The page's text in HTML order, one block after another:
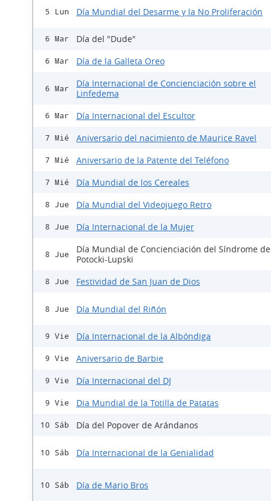
5 Lun Día Mundial del Desarme y la No Proliferación
6 Mar Día del "Dude"
6 Mar Día de la Galleta Oreo
6 Mar
Día Internacional de Concienciación sobre el
Linfedema
6 Mar Día Internacional del Escultor
7 Mié Aniversario del nacimiento de Maurice Ravel
7 Mié Aniversario de la Patente del Teléfono
7 Mié Día Mundial de los Cereales
8 Jue Día Mundial del Videojuego Retro
8 Jue Día Internacional de la Mujer
8 Jue
Día Mundial de Concienciación del Síndrome de
Potocki-Lupski
8 Jue Festividad de San Juan de Dios
8 Jue Día Mundial del Riñón
9 Vie Día Internacional de la Albóndiga
9 Vie Aniversario de Barbie
9 Vie Día Internacional del DJ
9 Vie Dia Mundial de la Totilla de Patatas
10 Sáb Día del Popover de Arándanos
10 Sáb Día Internacional de la Genialidad
10 Sáb Día de Mario Bros